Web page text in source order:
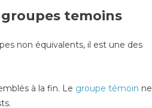
temoins
non équivalents, il est une des
à la fin. Le groupe témoin ne